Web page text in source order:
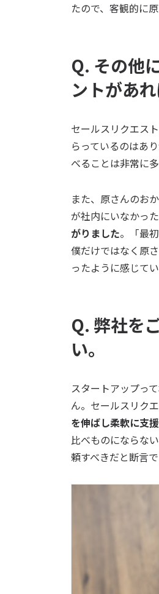
たので、客観的に
Q. その他
ントがあ
セールスリクエス
らっているのはあ
べることは非常に多
また、原さんのお
が社内にいなかった
がりました。「最
僕だけではなく原
ったように感じてい
Q. 弊社を
い。
スタートアップっ
ん。セールスリク
を伸ばし柔軟に支
比べものにならな
頼すべきだと断言で